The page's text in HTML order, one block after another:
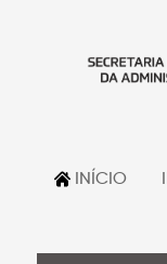
INÍCIO